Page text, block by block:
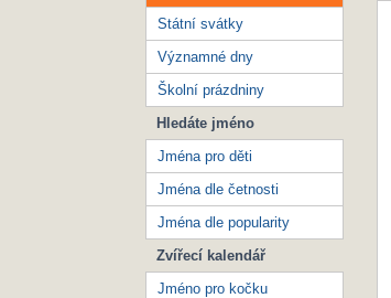
Státní svátky
Významné dny
Školní prázdniny
Hledáte jméno
Jména pro děti
Jména dle četnosti
Jména dle popularity
Zvířecí kalendář
Jméno pro kočku